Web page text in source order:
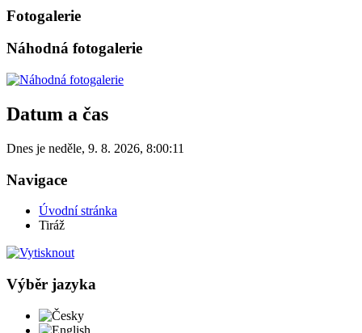
Fotogalerie
Náhodná fotogalerie
Datum a čas
Dnes je neděle, 9. 8. 2026, 8:00:11
Navigace
Úvodní stránka
Tiráž
Výběr jazyka
Česky